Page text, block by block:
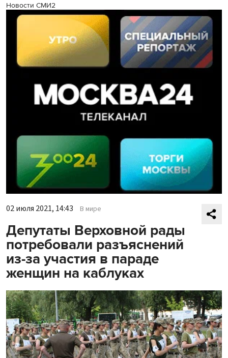
Новости СМИ2
02 июля 2021, 14:43 В мире
Депутаты Верховной рады
потребовали разъяснений
из-за участия в параде
женщин на каблуках